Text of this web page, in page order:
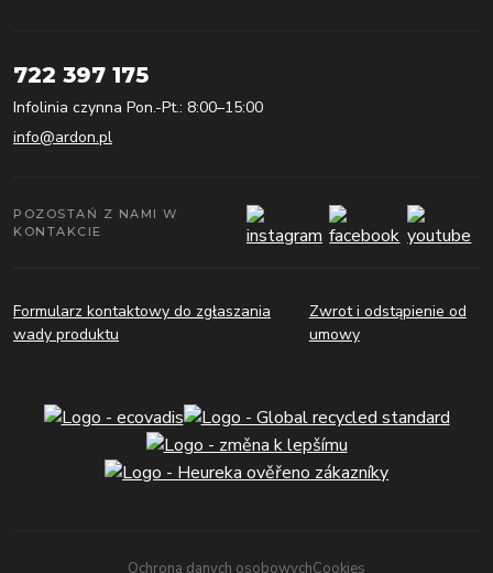
722 397 175
Infolinia czynna Pon.-Pt.: 8:00–15:00
info@ardon.pl
POZOSTAŃ Z NAMI W
KONTAKCIE
Formularz kontaktowy do zgłaszania
wady produktu
Zwrot i odstąpienie od
umowy
Ochrona danych osobowychCookies